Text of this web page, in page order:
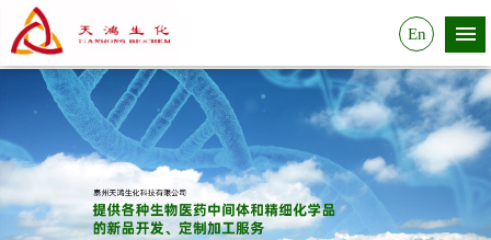
En